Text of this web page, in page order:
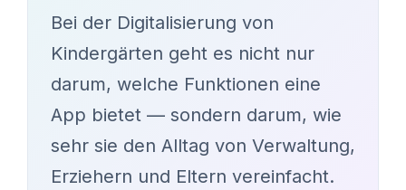
Bei der Digitalisierung von
Kindergärten geht es nicht nur
darum, welche Funktionen eine
App bietet — sondern darum, wie
sehr sie den Alltag von Verwaltung,
Erziehern und Eltern vereinfacht.